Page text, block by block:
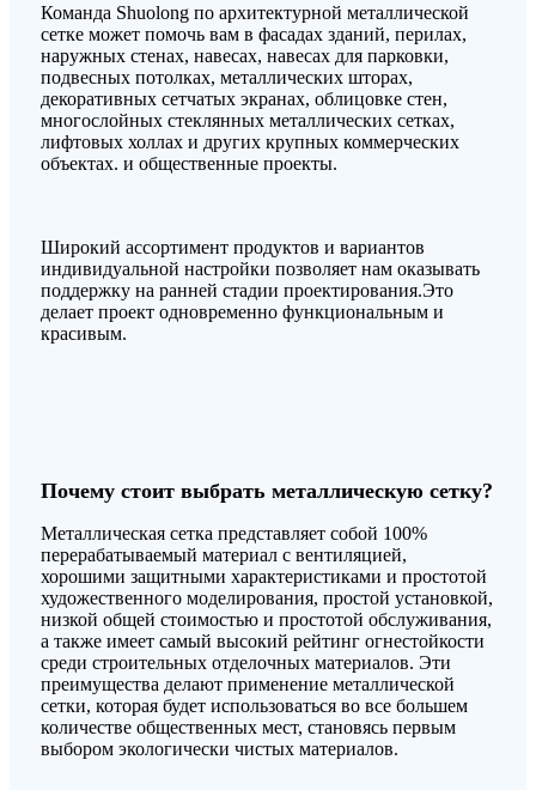
Команда Shuolong по архитектурной металлической
сетке может помочь вам в фасадах зданий, перилах,
наружных стенах, навесах, навесах для парковки,
подвесных потолках, металлических шторах,
декоративных сетчатых экранах, облицовке стен,
многослойных стеклянных металлических сетках,
лифтовых холлах и других крупных коммерческих
объектах. и общественные проекты.
Широкий ассортимент продуктов и вариантов
индивидуальной настройки позволяет нам оказывать
поддержку на ранней стадии проектирования.Это
делает проект одновременно функциональным и
красивым.
Почему стоит выбрать металлическую сетку?
Металлическая сетка представляет собой 100%
перерабатываемый материал с вентиляцией,
хорошими защитными характеристиками и простотой
художественного моделирования, простой установкой,
низкой общей стоимостью и простотой обслуживания,
а также имеет самый высокий рейтинг огнестойкости
среди строительных отделочных материалов. Эти
преимущества делают применение металлической
сетки, которая будет использоваться во все большем
количестве общественных мест, становясь первым
выбором экологически чистых материалов.